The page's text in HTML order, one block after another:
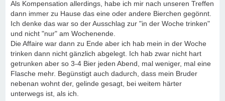
Als Kompensation allerdings, habe ich mir nach unseren Treffen
dann immer zu Hause das eine oder andere Bierchen gegönnt.
Ich denke das war so der Ausschlag zur "in der Woche trinken"
und nicht "nur" am Wochenende.
Die Affaire war dann zu Ende aber ich hab mein in der Woche
trinken dann nicht gänzlich abgelegt. Ich hab zwar nicht hart
getrunken aber so 3-4 Bier jeden Abend, mal weniger, mal eine
Flasche mehr. Begünstigt auch dadurch, dass mein Bruder
nebenan wohnt der, gelinde gesagt, bei weitem härter
unterwegs ist, als ich.